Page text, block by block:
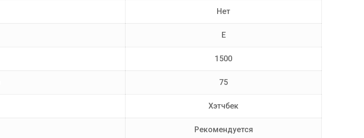
Нет
E
1500
75
Хэтчбек
Рекомендуется